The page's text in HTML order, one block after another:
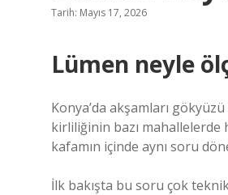
Tarih: Mayıs 17, 2026
Lümen neyle
Konya’da akşamları
kirliliğinin bazı mahallelerde
kafamın içinde aynı soru
İlk bakışta bu soru çok